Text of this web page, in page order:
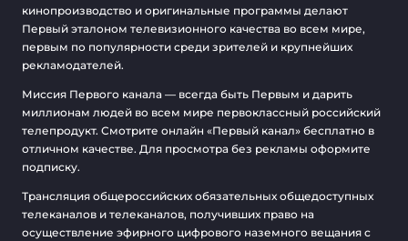
кинопроизводство и оригинальные программы делают
Первый эталоном телевизионного качества во всем мире,
первым по популярности среди зрителей и крупнейших
рекламодателей.
Миссия Первого канала — всегда быть Первым и дарить
миллионам людей во всем мире первоклассный российский
телепродукт. Смотрите онлайн «Первый канал» бесплатно в
отличном качестве. Для просмотра без рекламы оформите
подписку.
Трансляция общероссийских обязательных общедоступных
телеканалов и телеканалов, получивших право на
осуществление эфирного цифрового наземного вещания с